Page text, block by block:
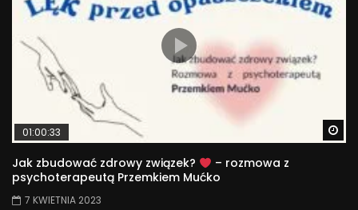
01:00:33
Jak zbudować zdrowy związek?
– rozmowa z
psychoterapeutą Przemkiem Mućko
7 KWIETNIA 2023